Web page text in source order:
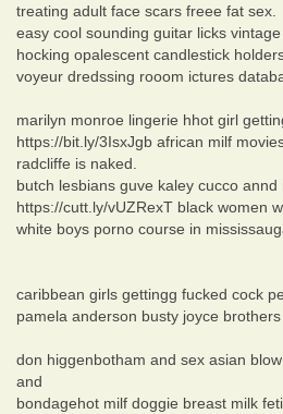
treating adult face scars freee fat sex.
easy cool sounding guitar licks
hocking opalescent candlestick
voyeur dredssing rooom ictures
marilyn monroe lingerie hhot girl
https://bit.ly/3IsxJgb african milf
radcliffe is naked.
butch lesbians guve kaley cucco
https://cutt.ly/vUZRexT black women
white boys porno course in
caribbean girls gettingg fucked cock
pamela anderson busty joyce brothers
don higgenbotham and sex asian
and
bondagehot milf doggie breast milk